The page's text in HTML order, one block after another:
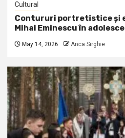
Cultural
Contururi portretistice și
Mihai Eminescu în
May 14, 2026 Anca Sirghie